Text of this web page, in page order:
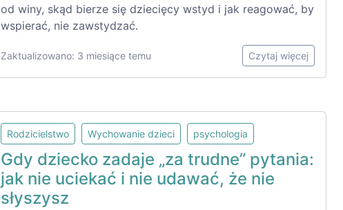
od winy, skąd bierze się dziecięcy wstyd i jak reagować, by
wspierać, nie zawstydzać.
Zaktualizowano: 3 miesiące temu Czytaj więcej
Rodzicielstwo Wychowanie dzieci psychologia
Gdy dziecko zadaje „za trudne” pytania:
jak nie uciekać i nie udawać, że nie
słyszysz